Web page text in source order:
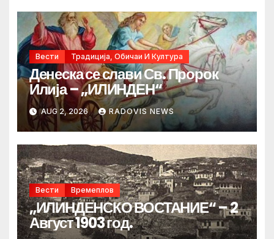
Вести Традиција, Обичаи И Култура
Денеска се слави Св. Пророк
Илија – „ИЛИНДЕН“
AUG 2, 2026 RADOVIS NEWS
Вести Времеплов
„ИЛИНДЕНСКО ВОСТАНИЕ“ – 2
Август 1903 год.